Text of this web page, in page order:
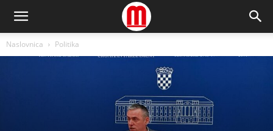
Naslovnica Politika